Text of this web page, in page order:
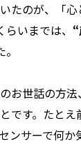
たのが、「
いまでは、
お世話の方
です。たとえ
ンサーで何